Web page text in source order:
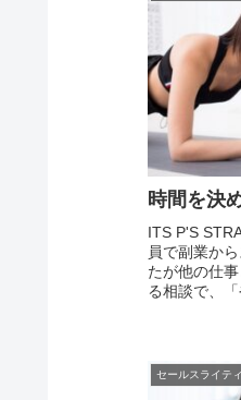
時間を決
ITS P'S
員で副業か
たが他の仕
る相談で、
多いようで
セールスライテ